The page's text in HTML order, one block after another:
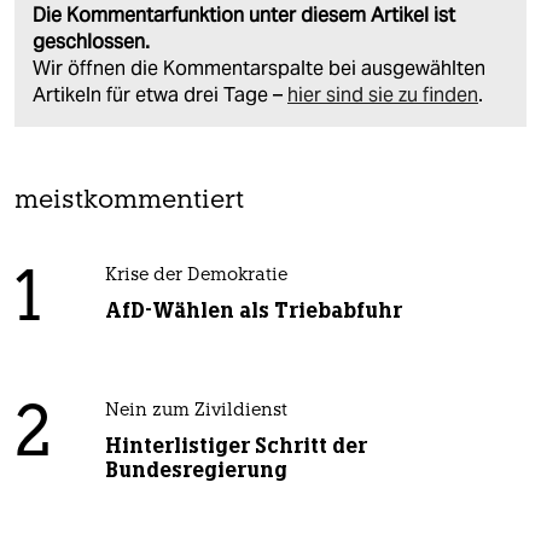
Die Kommentarfunktion unter diesem Artikel ist
geschlossen.
Wir öffnen die Kommentarspalte bei ausgewählten
Artikeln für etwa drei Tage – hier sind sie zu finden.
meistkommentiert
1 Krise der Demokratie
AfD-Wählen als Triebabfuhr
2 Nein zum Zivildienst
Hinterlistiger Schritt der
Bundesregierung